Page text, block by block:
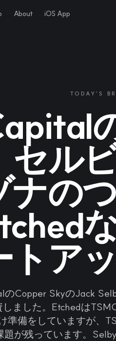
About iOS App
TODAY'S
セルビ
ナの
トア
のCopper SkyのJack
しました。Etchedは
準備をしていますが、
題が残っています。